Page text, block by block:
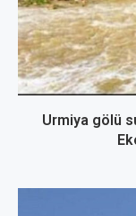
Urmiya gölü